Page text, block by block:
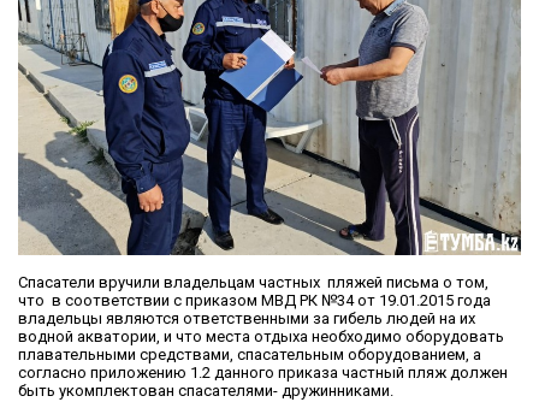
Спасатели вручили владельцам частных пляжей письма о том,
что в соответствии с приказом МВД РК №34 от 19.01.2015 года
владельцы являются ответственными за гибель людей на их
водной акватории, и что места отдыха необходимо оборудовать
плавательными средствами, спасательным оборудованием, а
согласно приложению 1.2 данного приказа частный пляж должен
быть укомплектован спасателями- дружинниками.